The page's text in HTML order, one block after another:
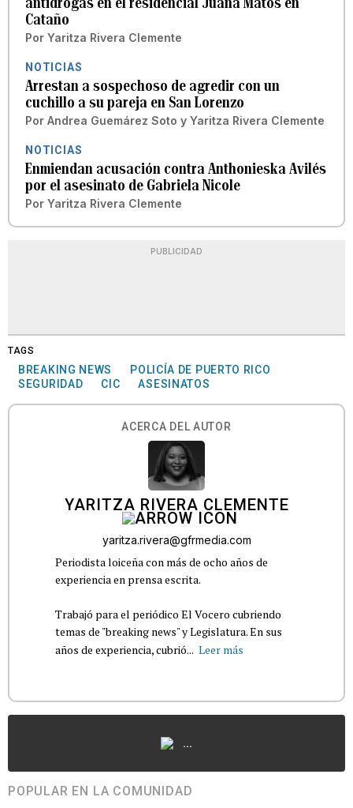
Cataño
Por Yaritza Rivera Clemente
NOTICIAS
Arrestan a sospechoso de agredir con un
cuchillo a su pareja en San Lorenzo
Por Andrea Guemárez Soto y Yaritza Rivera Clemente
NOTICIAS
Enmiendan acusación contra Anthonieska Avilés
por el asesinato de Gabriela Nicole
Por Yaritza Rivera Clemente
PUBLICIDAD
TAGS
BREAKING NEWS
POLICÍA DE PUERTO RICO
SEGURIDAD
CIC ASESINATOS
ACERCA DEL AUTOR
YARITZA RIVERA CLEMENTE
yaritza.rivera@gfrmedia.com
Periodista loiceña con más de ocho años de
experiencia en prensa escrita.
Trabajó para el periódico El Vocero cubriendo
temas de "breaking news" y Legislatura. En sus
años de experiencia, cubrió... Leer más
...
POPULAR EN LA COMUNIDAD